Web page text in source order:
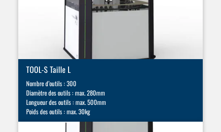
TOOL-S Taille L
Nombre d’outils : 300
Diamètre des outils : max. 280mm
Longueur des outils : max. 500mm
Poids des outils : max. 30kg